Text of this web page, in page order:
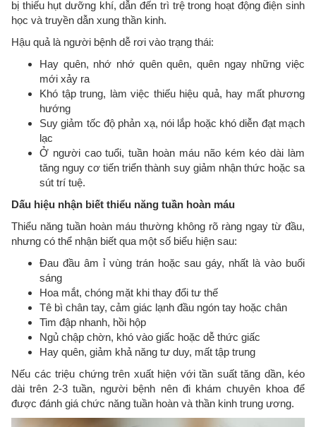
bị thiếu hụt dưỡng khí, dẫn đến trì trệ trong hoạt động điện sinh
học và truyền dẫn xung thần kinh.
Hậu quả là người bệnh dễ rơi vào trạng thái:
Hay quên, nhớ nhớ quên quên, quên ngay những việc
mới xảy ra
Khó tập trung, làm việc thiếu hiệu quả, hay mất phương
hướng
Suy giảm tốc độ phản xạ, nói lắp hoặc khó diễn đạt mạch
lạc
Ở người cao tuổi, tuần hoàn máu não kém kéo dài làm
tăng nguy cơ tiến triển thành suy giảm nhận thức hoặc sa
sút trí tuệ.
Dấu hiệu nhận biết thiểu năng tuần hoàn máu
Thiểu năng tuần hoàn máu thường không rõ ràng ngay từ đầu,
nhưng có thể nhận biết qua một số biểu hiện sau:
Đau đầu âm ỉ vùng trán hoặc sau gáy, nhất là vào buổi
sáng
Hoa mắt, chóng mặt khi thay đổi tư thế
Tê bì chân tay, cảm giác lạnh đầu ngón tay hoặc chân
Tim đập nhanh, hồi hộp
Ngủ chập chờn, khó vào giấc hoặc dễ thức giấc
Hay quên, giảm khả năng tư duy, mất tập trung
Nếu các triệu chứng trên xuất hiện với tần suất tăng dần, kéo
dài trên 2-3 tuần, người bệnh nên đi khám chuyên khoa để
được đánh giá chức năng tuần hoàn và thần kinh trung ương.